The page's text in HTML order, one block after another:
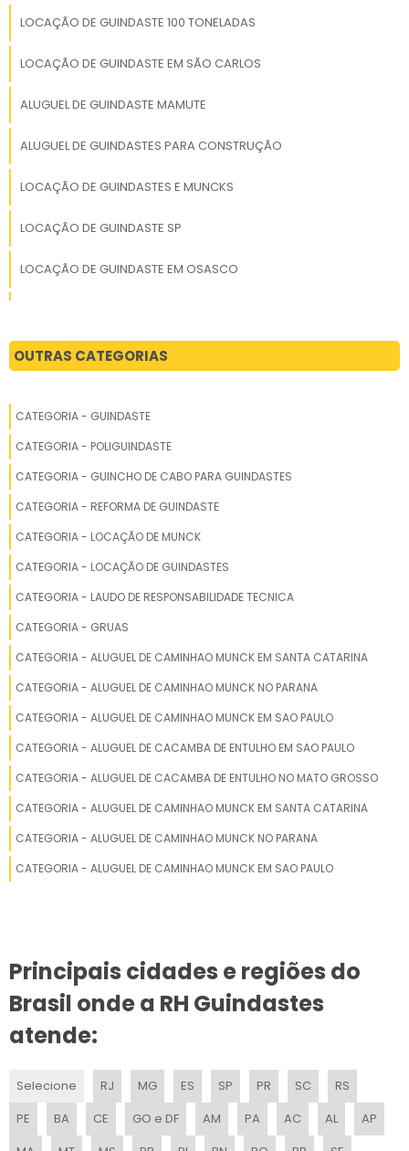
LOCAÇÃO DE GUINDASTE 100 TONELADAS
LOCAÇÃO DE GUINDASTE EM SÃO CARLOS
ALUGUEL DE GUINDASTE MAMUTE
ALUGUEL DE GUINDASTES PARA CONSTRUÇÃO
LOCAÇÃO DE GUINDASTES E MUNCKS
LOCAÇÃO DE GUINDASTE SP
LOCAÇÃO DE GUINDASTE EM OSASCO
LOCAÇÃO DE GUINDASTE 130 TONELADAS
PREÇO DE LOCAÇÃO DE GUINDASTES
EMPRESAS QUE ALUGAM GUINDASTES
LOCADORA DE GUINDASTES
LOCAÇÃO DE GUINDASTE 220 TONELADAS
ALUGUEL DE GUINDASTE VALOR
ALUGUEL DE GUINDASTE RODOVIÁRIO DE 220 TONS
LOCAÇÃO DE GUINDASTE 70 TONELADAS
ALUGUEL DE CAMINHÃO GUINDASTE
EMPRESAS DE LOCAÇÃO DE GUINDASTES
ALUGAR GUINDASTE INDUSTRIAL
ALUGAR GUINDASTE PORTUÁRIO
OUTRAS CATEGORIAS
CATEGORIA - GUINDASTE
CATEGORIA - POLIGUINDASTE
CATEGORIA - GUINCHO DE CABO PARA GUINDASTES
CATEGORIA - REFORMA DE GUINDASTE
CATEGORIA - LOCAÇÃO DE MUNCK
CATEGORIA - LOCAÇÃO DE GUINDASTES
CATEGORIA - LAUDO DE RESPONSABILIDADE TECNICA
CATEGORIA - GRUAS
CATEGORIA - ALUGUEL DE CAMINHAO MUNCK EM SANTA CATARINA
CATEGORIA - ALUGUEL DE CAMINHAO MUNCK NO PARANA
CATEGORIA - ALUGUEL DE CAMINHAO MUNCK EM SAO PAULO
CATEGORIA - ALUGUEL DE CACAMBA DE ENTULHO EM SAO PAULO
CATEGORIA - ALUGUEL DE CACAMBA DE ENTULHO NO MATO GROSSO
CATEGORIA - ALUGUEL DE CAMINHAO MUNCK EM SANTA CATARINA
CATEGORIA - ALUGUEL DE CAMINHAO MUNCK NO PARANA
CATEGORIA - ALUGUEL DE CAMINHAO MUNCK EM SAO PAULO
Principais cidades e regiões do
Brasil onde a RH Guindastes
atende:
Selecione RJ MG ES SP PR SC
RS
PE
BA CE GO e DF AM PA AC AL
AP